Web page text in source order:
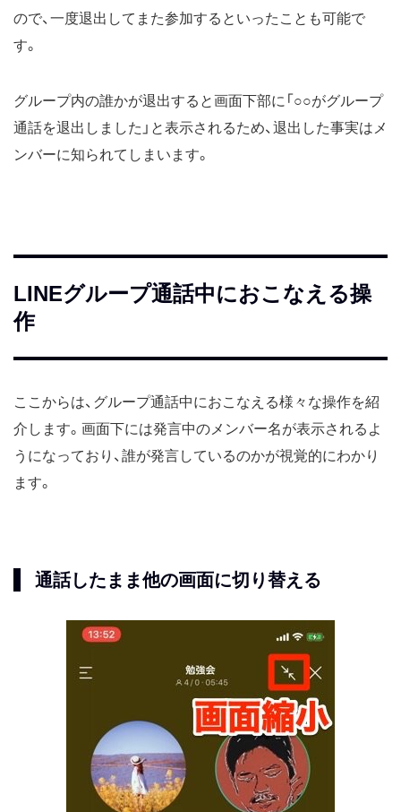
ので、一度退出してまた参加するといったことも可能で
す。
グループ内の誰かが退出すると画面下部に「○○がグループ
通話を退出しました」と表示されるため、退出した事実はメ
ンバーに知られてしまいます。
LINEグループ通話中におこなえる操
作
ここからは、グループ通話中におこなえる様々な操作を紹
介します。画面下には発言中のメンバー名が表示されるよ
うになっており、誰が発言しているのかが視覚的にわかり
ます。
通話したまま他の画面に切り替える